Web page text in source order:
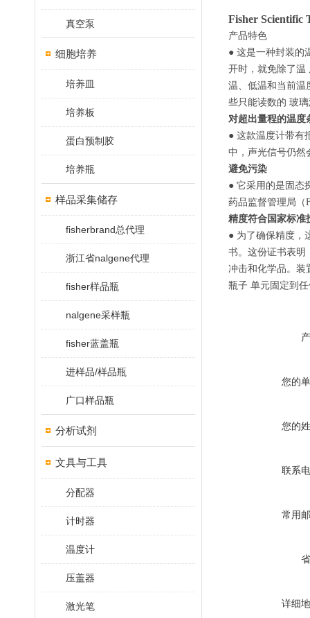
真空泵
细胞培养
培养皿
培养板
蛋白预制胶
培养瓶
样品采集储存
fisherbrand总代理
浙江省nalgene代理
fisher样品瓶
nalgene采样瓶
fisher蓝盖瓶
进样品/样品瓶
广口样品瓶
分析试剂
文具与工具
分配器
计时器
温度计
压盖器
激光笔
Fisher Scientific
产品特色
● 这是一种封装的
开时，就免除了温
温、低温和当前温
些只能读数的 玻
对超出量程的温度
● 这款温度计带有
中，声光信号仍然
避免污染
● 它采用的是固态
药品监督管理局（
精度符合国家标准
● 为了确保精度，
书。这份证书表明
冲击和化学品。装
瓶子 单元固定到
您的
您的
联系
常用
详细